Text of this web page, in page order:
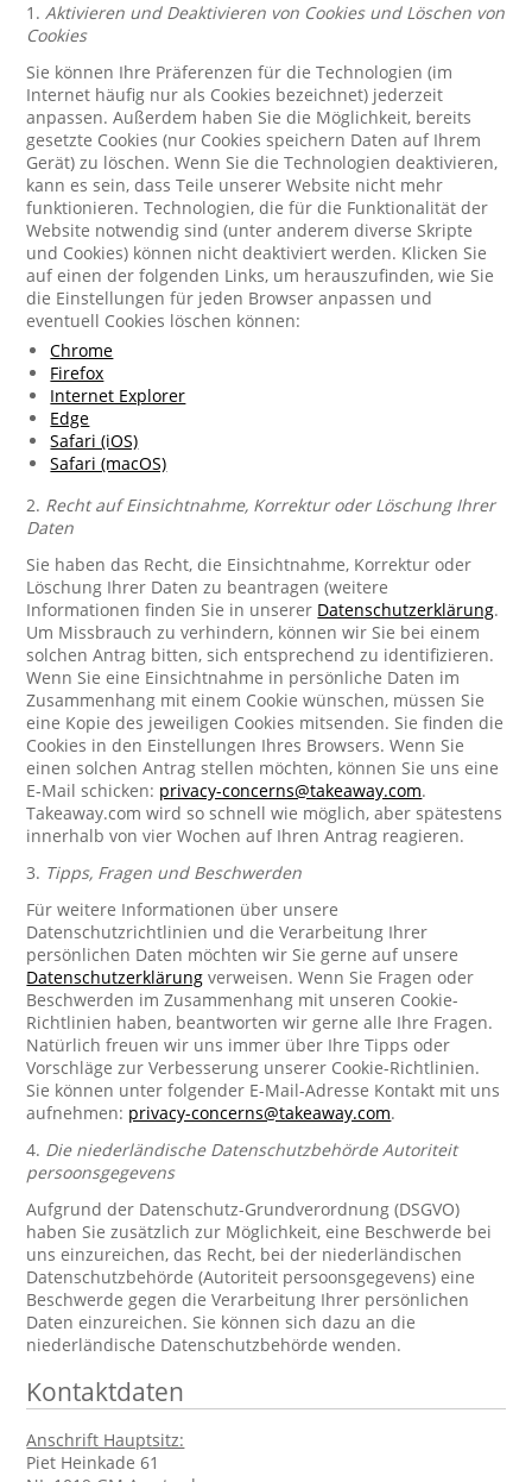
1.Aktivieren und Deaktivieren von Cookies und Löschen von
Cookies
Sie können Ihre Präferenzen für die Technologien (im
Internet häufig nur als Cookies bezeichnet) jederzeit
anpassen. Außerdem haben Sie die Möglichkeit, bereits
gesetzte Cookies (nur Cookies speichern Daten auf Ihrem
Gerät) zu löschen. Wenn Sie die Technologien deaktivieren,
kann es sein, dass Teile unserer Website nicht mehr
funktionieren. Technologien, die für die Funktionalität der
Website notwendig sind (unter anderem diverse Skripte
und Cookies) können nicht deaktiviert werden. Klicken Sie
auf einen der folgenden Links, um herauszufinden, wie Sie
die Einstellungen für jeden Browser anpassen und
eventuell Cookies löschen können:
Chrome
Firefox
Internet Explorer
Edge
Safari (iOS)
Safari (macOS)
2. Recht auf Einsichtnahme, Korrektur oder Löschung Ihrer
Daten
Sie haben das Recht, die Einsichtnahme, Korrektur oder
Löschung Ihrer Daten zu beantragen (weitere
Informationen finden Sie in unserer Datenschutzerklärung.
Um Missbrauch zu verhindern, können wir Sie bei einem
solchen Antrag bitten, sich entsprechend zu identifizieren.
Wenn Sie eine Einsichtnahme in persönliche Daten im
Zusammenhang mit einem Cookie wünschen, müssen Sie
eine Kopie des jeweiligen Cookies mitsenden. Sie finden die
Cookies in den Einstellungen Ihres Browsers. Wenn Sie
einen solchen Antrag stellen möchten, können Sie uns eine
E-Mail schicken: privacy-concerns@takeaway.com.
Takeaway.com wird so schnell wie möglich, aber spätestens
innerhalb von vier Wochen auf Ihren Antrag reagieren.
3. Tipps, Fragen und Beschwerden
Für weitere Informationen über unsere
Datenschutzrichtlinien und die Verarbeitung Ihrer
persönlichen Daten möchten wir Sie gerne auf unsere
Datenschutzerklärung verweisen. Wenn Sie Fragen oder
Beschwerden im Zusammenhang mit unseren Cookie-
Richtlinien haben, beantworten wir gerne alle Ihre Fragen.
Natürlich freuen wir uns immer über Ihre Tipps oder
Vorschläge zur Verbesserung unserer Cookie-Richtlinien.
Sie können unter folgender E-Mail-Adresse Kontakt mit uns
aufnehmen: privacy-concerns@takeaway.com.
4. Die niederländische Datenschutzbehörde Autoriteit
persoonsgegevens
Aufgrund der Datenschutz-Grundverordnung (DSGVO)
haben Sie zusätzlich zur Möglichkeit, eine Beschwerde bei
uns einzureichen, das Recht, bei der niederländischen
Datenschutzbehörde (Autoriteit persoonsgegevens) eine
Beschwerde gegen die Verarbeitung Ihrer persönlichen
Daten einzureichen. Sie können sich dazu an die
niederländische Datenschutzbehörde wenden.
Kontaktdaten
Anschrift Hauptsitz:
Piet Heinkade 61